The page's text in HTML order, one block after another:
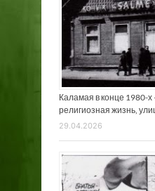
Каламая в конце 1980-
религиозная жизнь,
29.04.2026